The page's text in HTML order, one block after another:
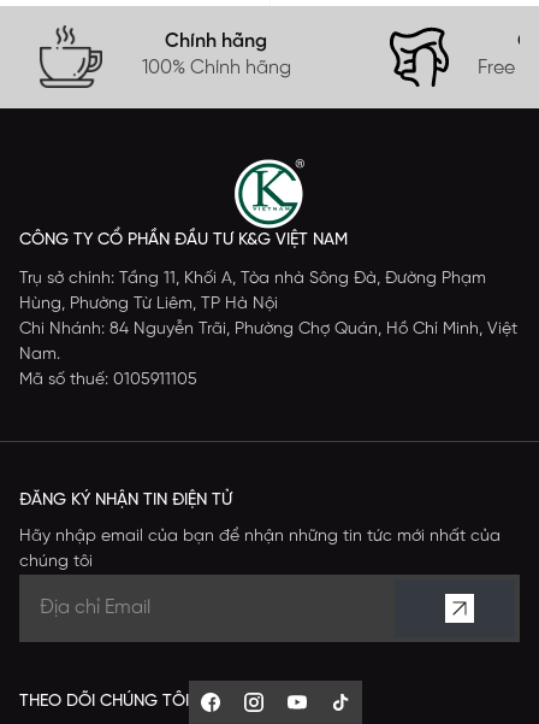
Chính hãng
100% Chính hãng
Free
CÔNG TY CỔ PHẦN ĐẦU TƯ K&G VIỆT NAM
Trụ sở chính: Tầng 11, Khối A, Tòa nhà Sông Đà, Đường Phạm
Hùng, Phường Từ Liêm, TP Hà Nội
Chi Nhánh: 84 Nguyễn Trãi, Phường Chợ Quán, Hồ Chí Minh, Việt
Nam.
Mã số thuế: 0105911105
ĐĂNG KÝ NHẬN TIN ĐIỆN TỬ
Hãy nhập email của bạn để nhận những tin tức mới nhất của
chúng tôi
THEO DÕI CHÚNG TÔI